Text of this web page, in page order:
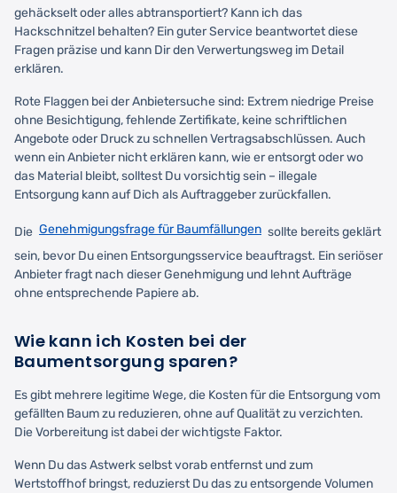
gehäckselt oder alles abtransportiert? Kann ich das
Hackschnitzel behalten? Ein guter Service beantwortet diese
Fragen präzise und kann Dir den Verwertungsweg im Detail
erklären.
Rote Flaggen bei der Anbietersuche sind: Extrem niedrige Preise
ohne Besichtigung, fehlende Zertifikate, keine schriftlichen
Angebote oder Druck zu schnellen Vertragsabschlüssen. Auch
wenn ein Anbieter nicht erklären kann, wie er entsorgt oder wo
das Material bleibt, solltest Du vorsichtig sein – illegale
Entsorgung kann auf Dich als Auftraggeber zurückfallen.
Die Genehmigungsfrage für Baumfällungen sollte bereits geklärt
sein, bevor Du einen Entsorgungsservice beauftragst. Ein seriöser
Anbieter fragt nach dieser Genehmigung und lehnt Aufträge
ohne entsprechende Papiere ab.
Wie kann ich Kosten bei der
Baumentsorgung sparen?
Es gibt mehrere legitime Wege, die Kosten für die Entsorgung vom
gefällten Baum zu reduzieren, ohne auf Qualität zu verzichten.
Die Vorbereitung ist dabei der wichtigste Faktor.
Wenn Du das Astwerk selbst vorab entfernst und zum
Wertstoffhof bringst, reduzierst Du das zu entsorgende Volumen